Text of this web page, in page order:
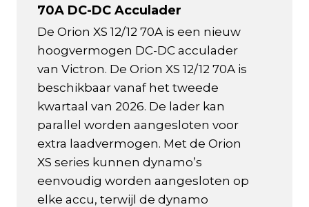
70A DC-DC Acculader
De Orion XS 12/12 70A is een nieuw
hoogvermogen DC-DC acculader
van Victron. De Orion XS 12/12 70A is
beschikbaar vanaf het tweede
kwartaal van 2026. De lader kan
parallel worden aangesloten voor
extra laadvermogen. Met de Orion
XS series kunnen dynamo’s
eenvoudig worden aangesloten op
elke accu, terwijl de dynamo